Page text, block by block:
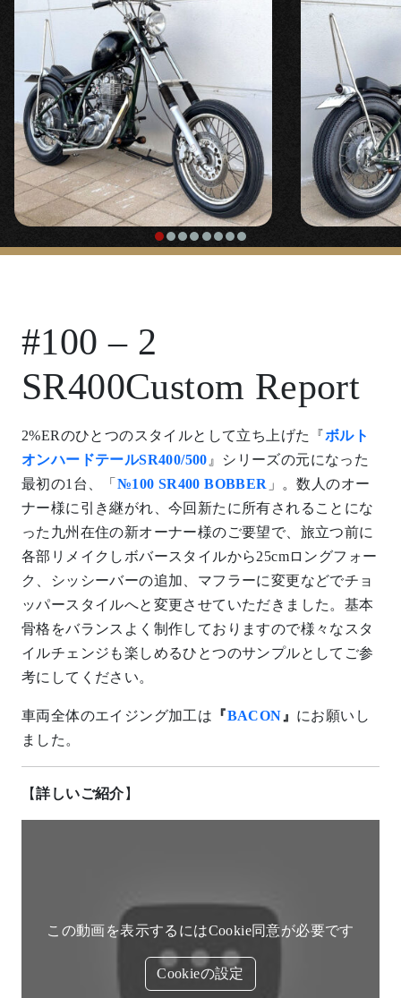
#100 – 2
SR400Custom Report
2%ERのひとつのスタイルとして立ち上げた『ボルト
オンハードテールSR400/500 』シリーズの元になった
最初の1台、「 №100 SR400 BOBBER 」。数人のオー
ナー様に引き継がれ、今回新たに所有されることにな
った九州在住の新オーナー様のご要望で、旅立つ前に
各部リメイクしボバースタイルから25cmロングフォー
ク、シッシーバーの追加、マフラーに変更などでチョ
ッパースタイルへと変更させていただきました。基本
骨格をバランスよく制作しておりますので様々なスタ
イルチェンジも楽しめるひとつのサンプルとしてご参
考にしてください。
車両全体のエイジング加工は 『BACON 』 にお願いし
ました。
【詳しいご紹介】
この動画を表示するにはCookie同意が必要です
Cookieの設定